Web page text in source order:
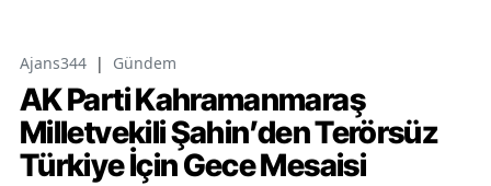
Ajans344 | Gündem
AK Parti Kahramanmaraş
Milletvekili Şahin’den Terörsüz
Türkiye İçin Gece Mesaisi